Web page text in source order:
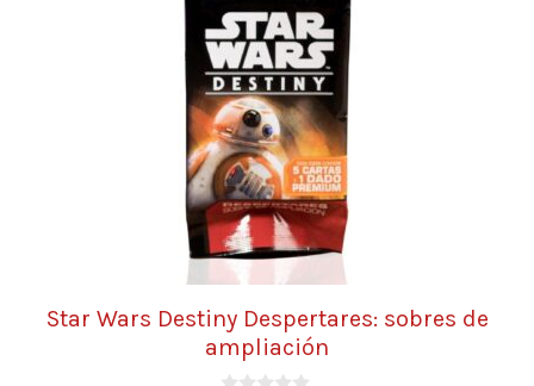
Star Wars Destiny Despertares: sobres de
ampliación